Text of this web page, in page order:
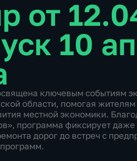
от
10
ключевым событиям
области, помогая
местной экономики.
программа фиксирует
дорог до встреч с